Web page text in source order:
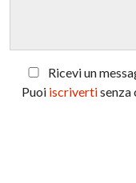
Ricevi un
Puoi iscrivertisenza